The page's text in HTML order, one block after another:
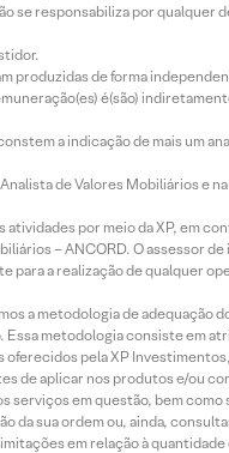
se responsabiliza por qualquer
produzidas de forma
é(são)
a indicação de mais um
de Valores Mobiliários e
por meio da XP, em
– ANCORD. O assessor
a realização de qualquer
a metodologia de adequação
metodologia consiste em
oferecidos pela XP
de aplicar nos produtos e/ou
serviços em questão, bem como
da sua ordem ou, ainda,
em relação à